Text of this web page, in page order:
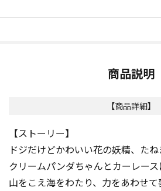
商品説明
【商品詳細】
【ストーリー】
ドジだけどかわいい花の妖精、たね
クリームパンダちゃんとカーレース
山をこえ海をわたり、力をあわせ